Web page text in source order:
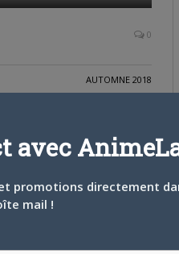
0
AUTOMNE 2018
du Japon.
avec
promotions directement
mail !